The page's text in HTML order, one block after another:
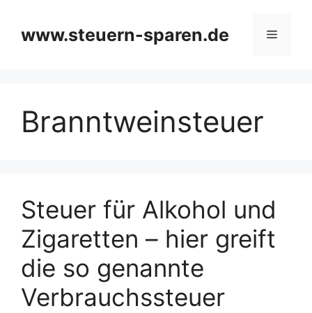
springen
www.steuern-sparen.de Menü
Branntweinsteuer
Steuer für Alkohol und
Zigaretten – hier greift
die so genannte
Verbrauchssteuer